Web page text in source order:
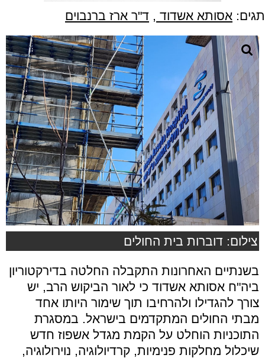
תגים: אסותא אשדוד , ד"ר ארז ברנבוים
צילום: דוברות בית החולים
בשנתיים האחרונות התקבלה החלטה בדירקטוריון
ביה"ח אסותא אשדוד כי לאור הביקוש הרב, יש
צורך להגדילו ולהרחיבו תוך שימור היותו אחד
מבתי החולים המתקדמים בישראל. במסגרת
התוכניות הוחלט על הקמת מגדל אשפוז חדש
שיכלול מחלקות פנימיות, קרדיולוגיה, נוירולוגיה,